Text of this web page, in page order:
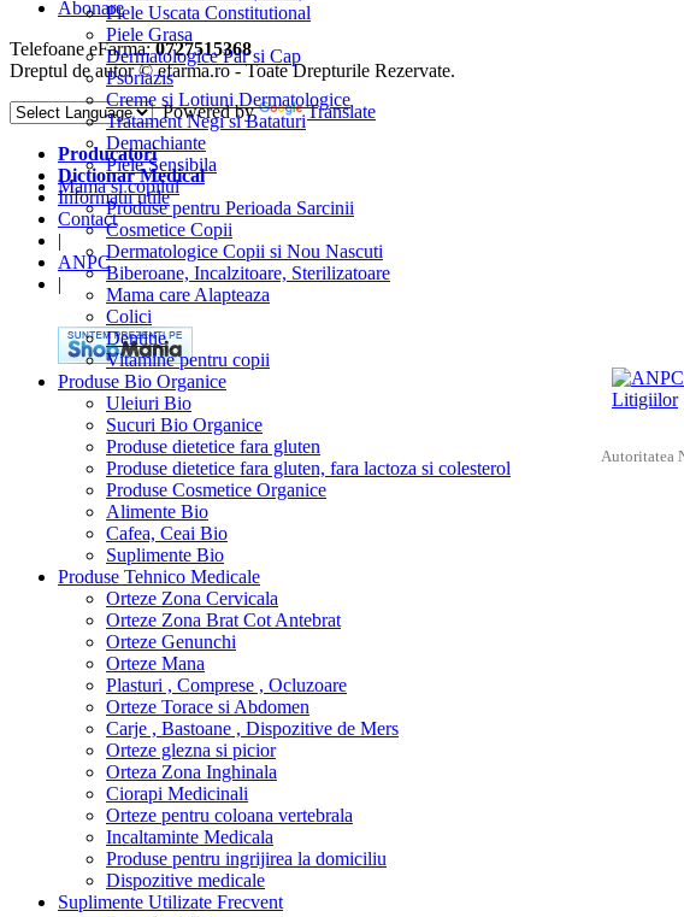
Piele Uscata Constitutional
Piele Grasa
Dermatologice Par si Cap
Psoriazis
Creme si Lotiuni Dermatologice
Tratament Negi si Bataturi
Demachiante
Piele Sensibila
Mama si copilul
Produse pentru Perioada Sarcinii
Cosmetice Copii
Dermatologice Copii si Nou Nascuti
Biberoane, Incalzitoare, Sterilizatoare
Mama care Alapteaza
Colici
Dentitie
Vitamine pentru copii
Produse Bio Organice
Uleiuri Bio
Sucuri Bio Organice
Produse dietetice fara gluten
Produse dietetice fara gluten, fara lactoza si colesterol
Produse Cosmetice Organice
Alimente Bio
Cafea, Ceai Bio
Suplimente Bio
Produse Tehnico Medicale
Orteze Zona Cervicala
Orteze Zona Brat Cot Antebrat
Orteze Genunchi
Orteze Mana
Plasturi , Comprese , Ocluzoare
Orteze Torace si Abdomen
Carje , Bastoane , Dispozitive de Mers
Orteze glezna si picior
Orteza Zona Inghinala
Ciorapi Medicinali
Orteze pentru coloana vertebrala
Incaltaminte Medicala
Produse pentru ingrijirea la domiciliu
Dispozitive medicale
Suplimente Utilizate Frecvent
Abonare
Telefoane eFarma:0727515368
Dreptul de autor © efarma.ro - Toate Drepturile Rezervate.
Powered by
Translate
Producatori
Dictionar Medical
Informatii utile
Contact
|
ANPC
|
Autoritatea